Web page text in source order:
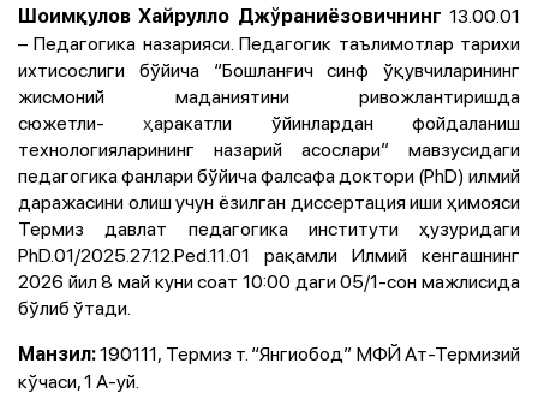
Шоимқулов Хайрулло Джўраниёзовичнинг 13.00.01
– Педагогика назарияси. Педагогик таълимотлар тарихи
ихтисослиги бўйича “Бошланғич синф ўқувчиларининг
жисмоний маданиятини ривожлантиришда
сюжетли- ҳаракатли ўйинлардан фойдаланиш
технологияларининг назарий асослари” мавзусидаги
педагогика фанлари бўйича фалсафа доктори (PhD) илмий
даражасини олиш учун ёзилган диссертация иши ҳимояси
Термиз давлат педагогика институти ҳузуридаги
PhD.01/2025.27.12.Ped.11.01 рақамли Илмий кенгашнинг
2026 йил 8 май куни соат 10:00 даги 05/1-сон мажлисида
бўлиб ўтади.
Манзил:190111, Термиз т. “Янгиобод” МФЙ Ат-Термизий
кўчаси, 1 А-уй.